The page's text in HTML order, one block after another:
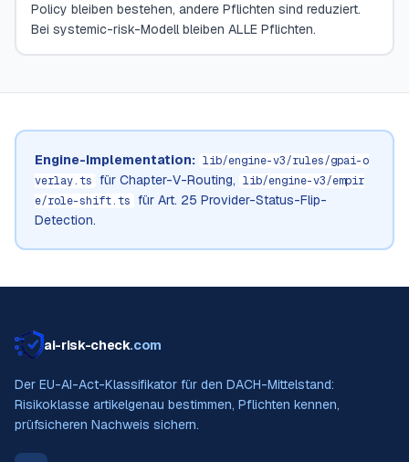
Policy bleiben bestehen, andere Pflichten sind reduziert.
Bei systemic-risk-Modell bleiben ALLE Pflichten.
Engine-Implementation: lib/engine-v3/rules/gpai-o
verlay.ts für Chapter-V-Routing, lib/engine-v3/empir
e/role-shift.ts für Art. 25 Provider-Status-Flip-
Detection.
ai-risk-check.com
Der EU-AI-Act-Klassifikator für den DACH-Mittelstand:
Risikoklasse artikelgenau bestimmen, Pflichten kennen,
prüfsicheren Nachweis sichern.